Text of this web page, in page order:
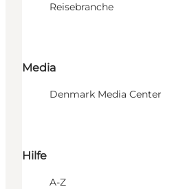
Reisebranche
Media
Denmark Media Center
Hilfe
A-Z